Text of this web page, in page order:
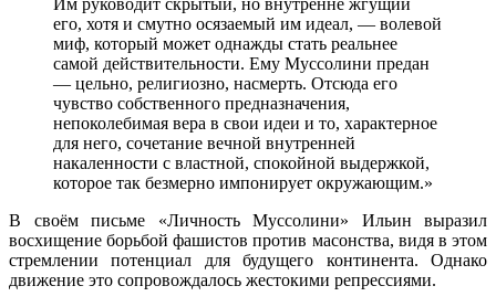
Им руководит скрытый, но внутренне жгущий
его, хотя и смутно осязаемый им идеал, — волевой
миф, который может однажды стать реальнее
самой действительности. Ему Муссолини предан
— цельно, религиозно, насмерть. Отсюда его
чувство собственного предназначения,
непоколебимая вера в свои идеи и то, характерное
для него, сочетание вечной внутренней
накаленности с властной, спокойной выдержкой,
которое так безмерно импонирует окружающим.»
В своём письме «Личность Муссолини» Ильин выразил
восхищение борьбой фашистов против масонства, видя в этом
стремлении потенциал для будущего континента. Однако
движение это сопровождалось жестокими репрессиями.